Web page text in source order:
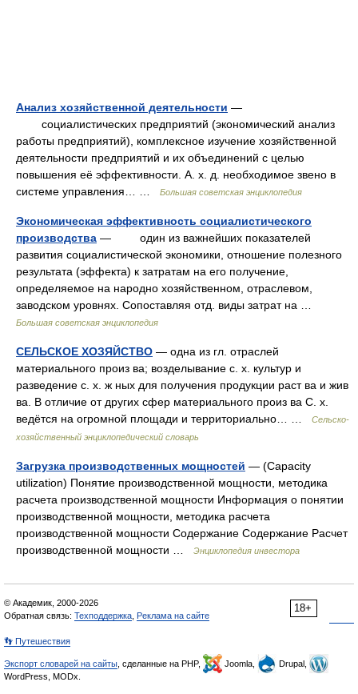
Анализ хозяйственной деятельности —
социалистических предприятий (экономический анализ
работы предприятий), комплексное изучение хозяйственной
деятельности предприятий и их объединений с целью
повышения её эффективности. А. х. д. необходимое звено в
системе управления… …
Большая советская энциклопедия
Экономическая эффективность социалистического
производства — один из важнейших показателей
развития социалистической экономики, отношение полезного
результата (эффекта) к затратам на его получение,
определяемое на народно хозяйственном, отраслевом,
заводском уровнях. Сопоставляя отд. виды затрат на …
Большая советская энциклопедия
СЕЛЬСКОЕ ХОЗЯЙСТВО — одна из гл. отраслей
материального произ ва; возделывание с. х. культур и
разведение с. х. ж ных для получения продукции раст ва и жив
ва. В отличие от других сфер материального произ ва С. х.
ведётся на огромной площади и территориально… …
Сельско-
хозяйственный энциклопедический словарь
Загрузка производственных мощностей — (Capacity
utilization) Понятие производственной мощности, методика
расчета производственной мощности Информация о понятии
производственной мощности, методика расчета
производственной мощности Содержание Содержание Расчет
производственной мощности …
Энциклопедия инвестора
18+
© Академик, 2000-2026
Обратная связь: Техподдержка Реклама на сайте
👣 Путешествия
Экспорт словарей на сайты , сделанные на PHP, Joomla,
Drupal,
WordPress, MODx.